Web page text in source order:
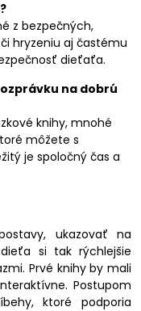
z bezpečných,
hryzeniu aj častému
dieťaťa.
na dobrú
knihy, mnohé
môžete s
je spoločný čas a
ukazovať na
si tak rýchlejšie
Prvé knihy by mali
Postupom
ktoré podporia